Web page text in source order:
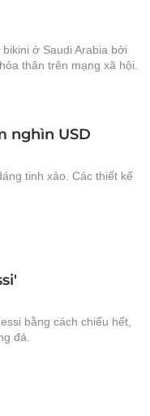
ở Saudi Arabia bởi
thân trên mạng xã hội.
nghìn USD
tinh xảo. Các thiết kế
bằng cách chiếu hết,
đá.